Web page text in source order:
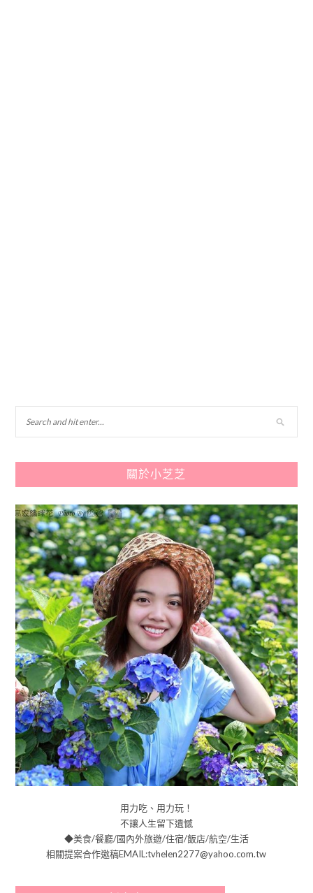
關於小芝芝
用力吃、用力玩！
不讓人生留下遺憾
◆美食/餐廳/國內外旅遊/住宿/飯店/航空/生活
相關提案合作邀稿EMAIL:tvhelen2277@yahoo.com.tw